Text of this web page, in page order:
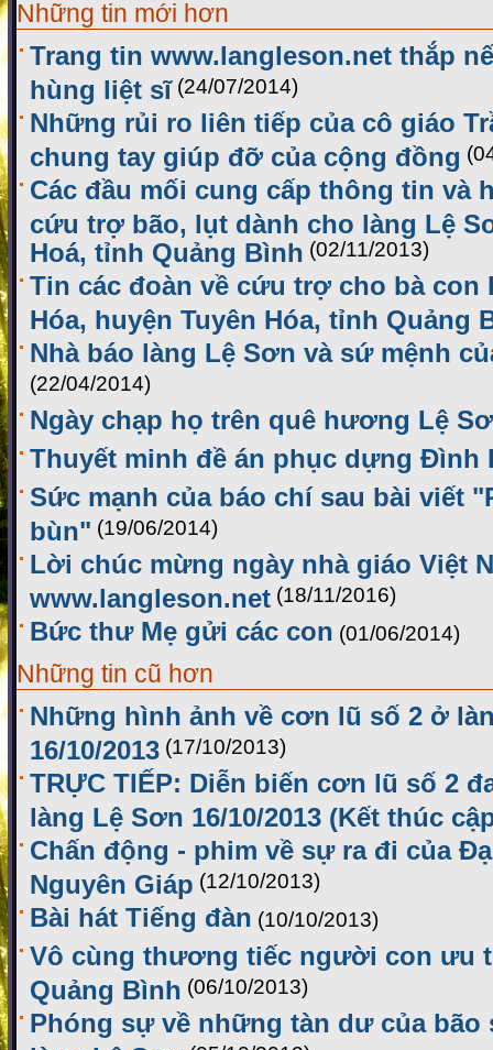
Những tin mới hơn
Trang tin www.langleson.net thắp
hùng liệt sĩ (24/07/2014)
Những rủi ro liên tiếp của cô giáo
chung tay giúp đỡ của cộng đồng
Các đầu mối cung cấp thông tin và
cứu trợ bão, lụt dành cho làng Lệ
Hoá, tỉnh Quảng Bình (02/11/2013)
Tin các đoàn về cứu trợ cho bà con
Hóa, huyện Tuyên Hóa, tỉnh Quảng
Nhà báo làng Lệ Sơn và sứ mệnh
(22/04/2014)
Ngày chạp họ trên quê hương Lệ
Thuyết minh đề án phục dựng Đình
Sức mạnh của báo chí sau bài viết
bùn" (19/06/2014)
Lời chúc mừng ngày nhà giáo Việt
www.langleson.net (18/11/2016)
Bức thư Mẹ gửi các con (01/06/2014)
Những tin cũ hơn
Những hình ảnh về cơn lũ số 2 ở
16/10/2013 (17/10/2013)
TRỰC TIẾP: Diễn biến cơn lũ số 2
làng Lệ Sơn 16/10/2013 (Kết thúc
Chấn động - phim về sự ra đi của
Nguyên Giáp (12/10/2013)
Bài hát Tiếng đàn (10/10/2013)
Vô cùng thương tiếc người con ưu
Quảng Bình (06/10/2013)
Phóng sự về những tàn dư của bão